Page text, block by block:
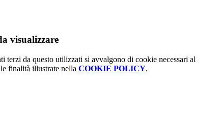
visualizzare
terzi da questo utilizzati si avvalgono di cookie necessari al
finalità illustrate nella COOKIE POLICY.